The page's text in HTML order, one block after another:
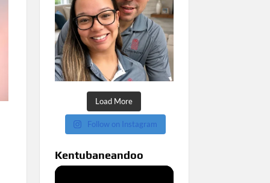
Load More
Follow on Instagram
Kentubaneandoo